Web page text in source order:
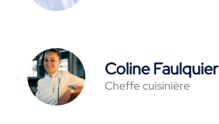
Coline Faulquier
Cheffe cuisinière